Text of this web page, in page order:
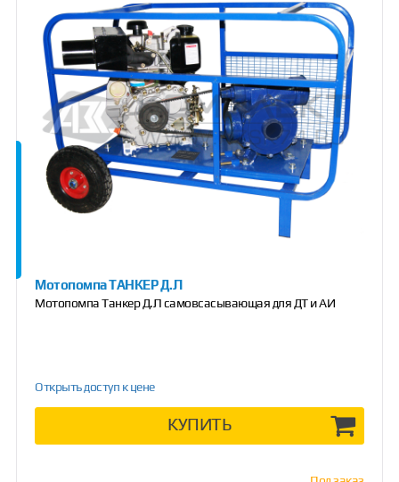
Мотопомпа ТАНКЕР Д.Л
Мотопомпа Танкер Д.Л самовсасывающая для ДТ и АИ
Открыть доступ к цене
КУПИТЬ